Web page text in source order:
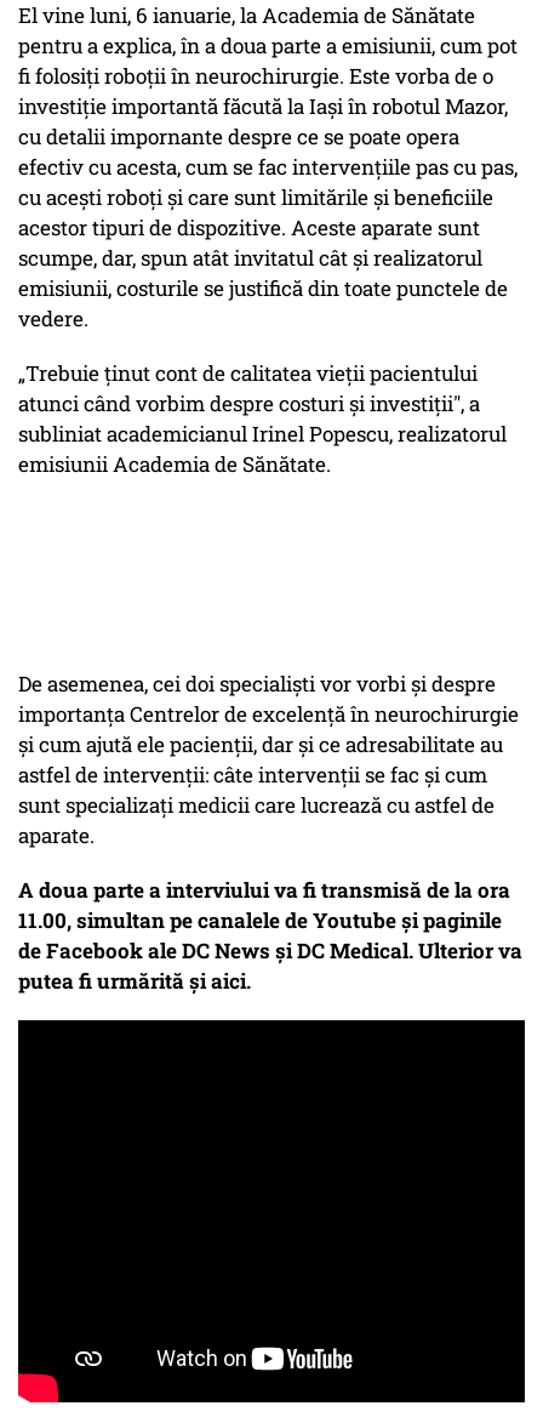
El vine luni, 6 ianuarie, la Academia de Sănătate
pentru a explica, în a doua parte a emisiunii, cum pot
fi folosiți roboții în neurochirurgie. Este vorba de o
investiție importantă făcută la Iași în robotul Mazor,
cu detalii impornante despre ce se poate opera
efectiv cu acesta, cum se fac intervențiile pas cu pas,
cu acești roboți și care sunt limitările și beneficiile
acestor tipuri de dispozitive. Aceste aparate sunt
scumpe, dar, spun atât invitatul cât și realizatorul
emisiunii, costurile se justifică din toate punctele de
vedere.
„Trebuie ținut cont de calitatea vieții pacientului
atunci când vorbim despre costuri și investiții", a
subliniat academicianul Irinel Popescu, realizatorul
emisiunii Academia de Sănătate.
De asemenea, cei doi specialiști vor vorbi și despre
importanța Centrelor de excelență în neurochirurgie
și cum ajută ele pacienții, dar și ce adresabilitate au
astfel de intervenții: câte intervenții se fac și cum
sunt specializați medicii care lucrează cu astfel de
aparate.
A doua parte a interviului va fi transmisă de la ora
11.00, simultan pe canalele de Youtube și paginile
de Facebook ale DC News și DC Medical. Ulterior va
putea fi urmărită și aici.